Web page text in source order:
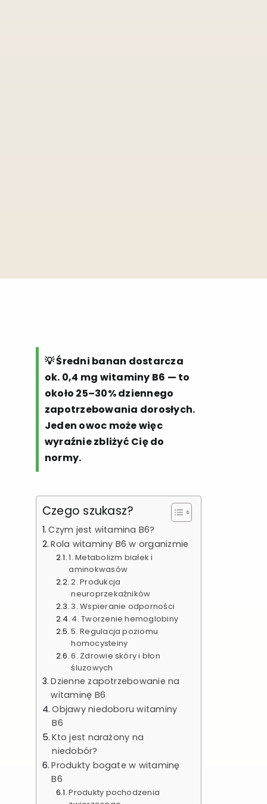
💡 Średni banan dostarcza
ok. 0,4 mg witaminy B6 — to
około 25–30% dziennego
zapotrzebowania dorosłych.
Jeden owoc może więc
wyraźnie zbliżyć Cię do
normy.
Czego szukasz?
Czym jest witamina B6?
Rola witaminy B6 w organizmie
1. Metabolizm białek i
aminokwasów
2. Produkcja
neuroprzekaźników
3. Wspieranie odporności
4. Tworzenie hemoglobiny
5. Regulacja poziomu
homocysteiny
6. Zdrowie skóry i błon
śluzowych
Dzienne zapotrzebowanie na
witaminę B6
Objawy niedoboru witaminy
B6
Kto jest narażony na
niedobór?
Produkty bogate w witaminę
B6
Produkty pochodzenia